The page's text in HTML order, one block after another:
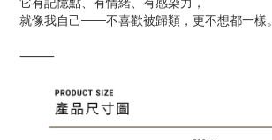
就像我自己——不喜歡被歸類，更不想都一樣。
⸻